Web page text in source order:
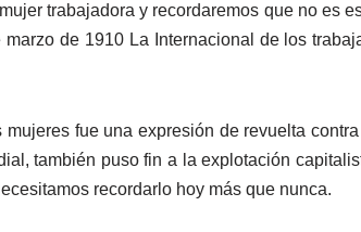
trabajadora y recordaremos que no es
de 1910 La Internacional de los
fue una expresión de revuelta
también puso fin a la explotación
recordarlo hoy más que nunca.